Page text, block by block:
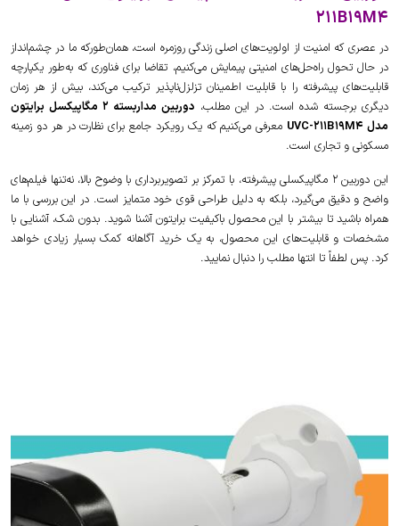
211B19M4
در عصری که امنیت از اولویت‌های اصلی زندگی روزمره است، همان‌طورکه ما در چشم‌انداز
در حال تحول راه‌حل‌های امنیتی پیمایش می‌کنیم، تقاضا برای فناوری که به‌طور یکپارچه
قابلیت‌های پیشرفته را با قابلیت اطمینان تزلزل‌ناپذیر ترکیب می‌کند، بیش از هر زمان
دیگری برجسته شده است. در این مطلب،
دوربین مداربسته 2 مگاپیکسل برایتون
مدل UVC-211B19M4
معرفی می‌کنیم که یک رویکرد جامع برای نظارت در هر دو زمینه
مسکونی و تجاری است.
این دوربین 2 مگاپیکسلی پیشرفته، با تمرکز بر تصویربرداری با وضوح بالا، نه‌تنها فیلم‌های
واضح و دقیق می‌گیرد، بلکه به دلیل طراحی قوی خود متمایز است. در این بررسی با ما
همراه باشید تا بیشتر با این محصول باکیفیت برایتون آشنا شوید. بدون شک، آشنایی با
مشخصات و قابلیت‌های این محصول، به یک خرید آگاهانه کمک بسیار زیادی خواهد
کرد. پس لطفاً تا انتها مطلب را دنبال نمایید.